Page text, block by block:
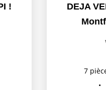
!
DEJA
7